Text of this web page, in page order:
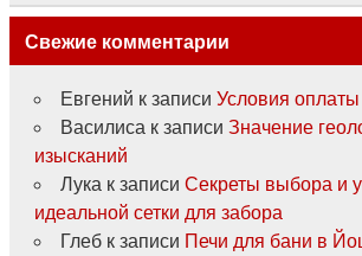
Свежие комментарии
Евгений к записи Условия оплаты
Василисак записи Значение
изысканий
Лукак записи Секреты выбора и
идеальной сетки для забора
Глебк записи Печи для бани в